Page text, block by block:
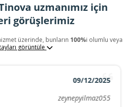
uzmanımız için
görüşlerimiz
üzerinde, bunların 100%i olumlu veya
görüntüle
09/12/2025
zeynepyilmaz055